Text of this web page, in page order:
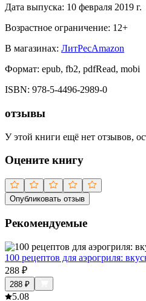
Дата выпуска: 10 февраля 2019 г.
Возрастное ограничение: 12+
В магазинах: ЛитРесAmazon
Формат: epub, fb2, pdfRead, mobi
ISBN: 978-5-4496-2989-0
отзывы
У этой книги ещё нет отзывов,
Оцените книгу
Опубликовать отзыв
Рекомендуемые
100 рецептов для аэрогриля:
288 ₽
288 ₽
5.08